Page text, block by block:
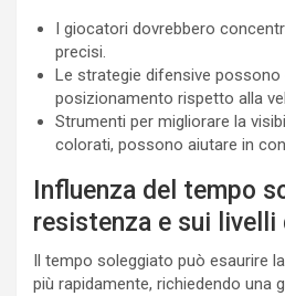
I giocatori dovrebbero
precisi.
Le strategie difensive possono
posizionamento rispetto alla
Strumenti per migliorare la
colorati, possono aiutare in
Influenza del tempo
resistenza e sui livelli
Il tempo soleggiato può esaurire
più rapidamente, richiedendo una